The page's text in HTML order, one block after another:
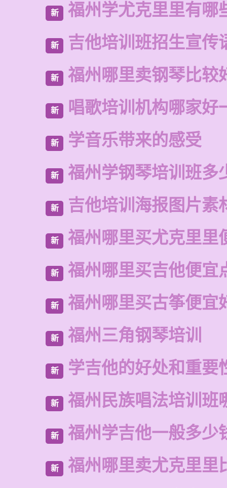
新 福州学尤克里里有哪
新 吉他培训班招生宣传
新 福州哪里卖钢琴比较
新 唱歌培训机构哪家好
新 学音乐带来的感受
新 福州学钢琴培训班多
新 吉他培训海报图片素
新 福州哪里买尤克里里
新 福州哪里买吉他便宜
新 福州哪里买古筝便宜
新 福州三角钢琴培训
新 学吉他的好处和重要
新 福州民族唱法培训班
新 福州学吉他一般多少
新 福州哪里卖尤克里里